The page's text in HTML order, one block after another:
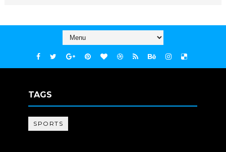
TAGS
SPORTS